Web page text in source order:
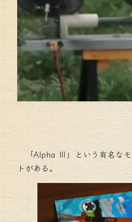
「Alpha Ⅲ」という有名なモ
トがある。